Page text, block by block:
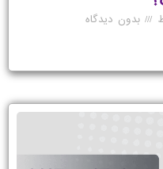
بدون دیدگاه